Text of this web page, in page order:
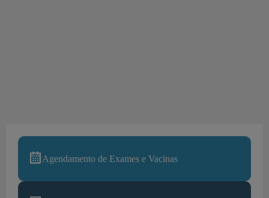
Agendamento de Exames e Vacinas